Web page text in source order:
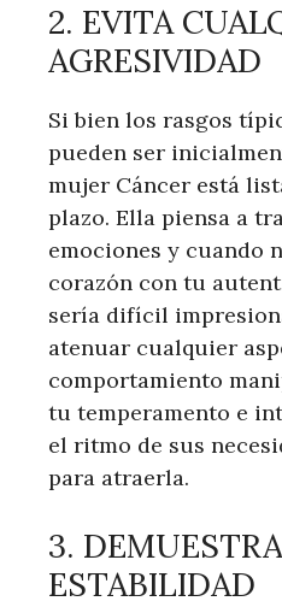
2. EVITA
AGRESIVIDAD
Si bien los rasgos
pueden ser
mujer Cáncer está
plazo. Ella piensa a
emociones y cuando
corazón con tu
sería difícil
atenuar cualquier
comportamiento
tu temperamento e
el ritmo de sus
para atraerla.
3.
ESTABILIDAD